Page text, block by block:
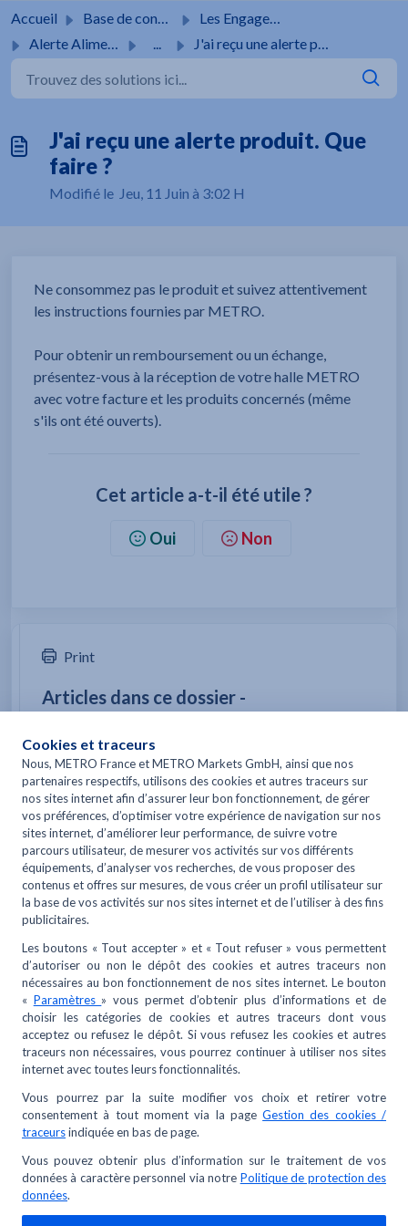
Accueil Base de connaissances
Les Engagements METRO
Alerte Alimentaire
... J'ai reçu une alerte produit. Que faire ?
J'ai reçu une alerte produit. Que
faire ?
Modifié le Jeu, 11 Juin à 3:02 H
Ne consommez pas le produit et suivez attentivement
les instructions fournies par METRO.
Pour obtenir un remboursement ou un échange,
présentez-vous à la réception de votre halle METRO
avec votre facture et les produits concernés (même
s'ils ont été ouverts).
Cet article a-t-il été utile ?
Oui Non
Print
Articles dans ce dossier -
Vous pourriez être intéressé par -
Je constate un problème de qualité avec un produit
J’ai été livré à la mauvaise adresse
La consigne ne m’a pas été remboursée / refacturée
Je veux des fiches produits, notices, fiches sécurité,